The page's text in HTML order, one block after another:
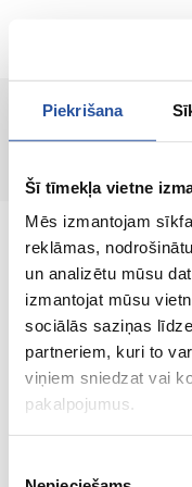
Piekrišana
Šī tīmekļa vietne
Mēs izmantojam
reklāmas,
un analizētu mūsu
izmantojat mūsu
sociālās saziņas
partneriem, kuri to
viņiem sniedzat vai
pakalpojumus.
Internetinė
kainomis ir
klientų
vertybė.
Viskas